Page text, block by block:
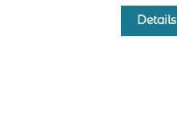
Details